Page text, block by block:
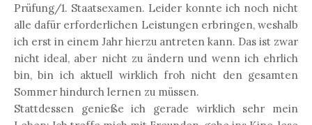
Prüfung/1. Staatsexamen. Leider konnte ich noch nicht
alle dafür erforderlichen Leistungen erbringen, weshalb
ich erst in einem Jahr hierzu antreten kann. Das ist zwar
nicht ideal, aber nicht zu ändern und wenn ich ehrlich
bin, bin ich aktuell wirklich froh nicht den gesamten
Sommer hindurch lernen zu müssen.
Stattdessen genieße ich gerade wirklich sehr mein